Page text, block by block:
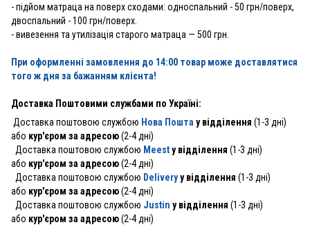
- підйом матраца на поверх сходами: односпальний - 50 грн/поверх,
двоспальний - 100 грн/поверх.
- вивезення та утилізація старого матраца — 500 грн.
При оформленні замовлення до 14:00 товар може доставлятися
того ж дня за бажанням клієнта!
Доставка Поштовими службами по Україні:
Доставка поштовою службою Нова Пошта у відділення (1-3 дні)
або кур'єром за адресою(2-4 дні)
Доставка поштовою службою Meestу відділення (1-3 дні)
або кур'єром за адресою(2-4 дні)
Доставка поштовою службою Deliveryу відділення (1-3 дні)
або кур'єром за адресою(2-4 дні)
Доставка поштовою службою Justin у відділення (1-3 дні)
або кур'єром за адресою(2-4 дні)